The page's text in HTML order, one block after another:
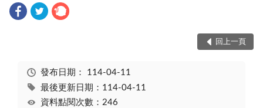
回上一頁
發布日期： 114-04-11
最後更新日期：114-04-11
資料點閱次數：246